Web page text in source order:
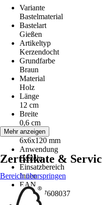
Variante
Bastelmaterial
Bastelart
Gießen
Artikeltyp
Kerzendocht
Grundfarbe
Braun
Material
Holz
Länge
12 cm
Breite
0,6 cm
Maße
6x6x120 mm
Anwendung
Basteln
Einsatzbereich
Innen
EAN
7610877608037
Mehr anzeigen
Zertifikate &
Bereich überspringen